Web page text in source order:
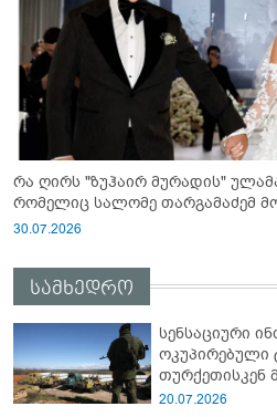
რა ღირს "ზუჰაირ მურადის" ულამაზესი საქორწინო კაბა,
რომელიც სალომე თარგამაძემ
30.07.2026
სამხედრო
სენსაციური
ოკუპირებული
თურქეთისკენ
სამიტი
20.07.2026